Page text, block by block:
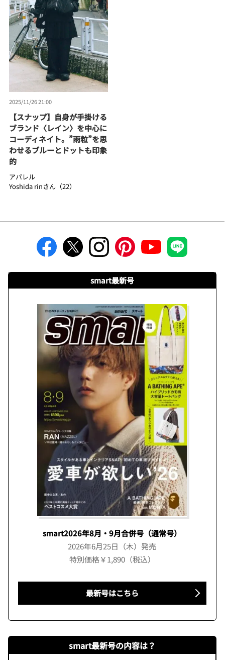
2025/11/26 21:00
【スナップ】自身が手掛ける
ブランド〈レイン〉を中心に
コーディネイト。”雨粒”を思
わせるブルーとドットも印象
的
アパレル
Yoshida rinさん（22）
smart最新号
smart2026年8月・9月合併号（通常号）
2026年6月25日（木）発売
特別価格￥1,890（税込）
最新号はこちら
smart最新号の内容は？